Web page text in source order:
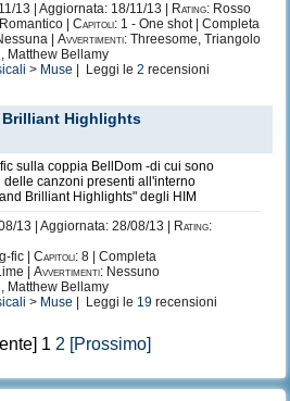
13 | Aggiornata: 18/11/13 | Rating: Rosso
| Capitoli: 1 - One shot | Completa
| Avvertimenti: Threesome, Triangolo
Matthew Bellamy
> Muse | Leggi le 2 recensioni
Brilliant Highlights
sulla coppia BellDom -di cui sono
delle canzoni presenti all'interno
Brilliant Highlights" degli HIM
13 | Aggiornata: 28/08/13 |
Rating:
fic | Capitoli: 8 | Completa
| Avvertimenti: Nessuno
Matthew Bellamy
> Muse | Leggi le 19 recensioni
1 2 [Prossimo]